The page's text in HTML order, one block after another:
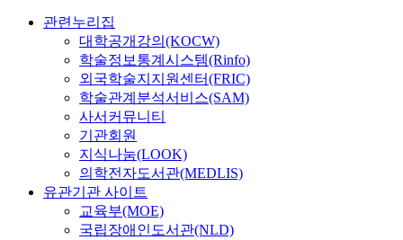
관련누리집
대학공개강의(KOCW)
학술정보통계시스템(Rinfo)
외국학술지지원센터(FRIC)
학술관계분석서비스(SAM)
사서커뮤니티
기관회원
지식나눔(LOOK)
의학전자도서관(MEDLIS)
유관기관 사이트
교육부(MOE)
국립장애인도서관(NLD)